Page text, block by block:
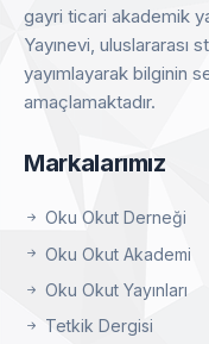
gayri ticari akademik
Yayınevi,
yayımlayarak bilginin
amaçlamaktadır.
Markalarımız
Oku Okut Derneği
Oku Okut Akademi
Oku Okut Yayınları
Tetkik Dergisi